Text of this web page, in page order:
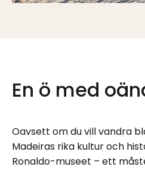
En ö med
Oavsett om du vill vandra
Madeiras rika kultur och
Ronaldo-museet – ett